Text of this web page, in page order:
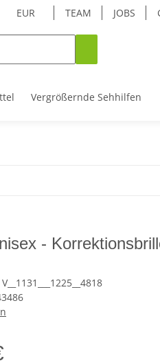
EUR TEAM JOBS
Vergrößernde Sehhilfen
-
V__1131___1225__4818